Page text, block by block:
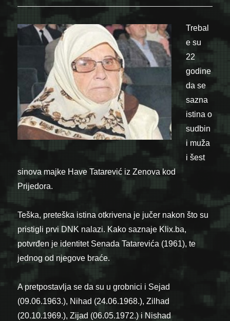
Trebal
e su
22
godine
da se
sazna
istina o
sudbin
i muža
i šest
sinova majke Have Tatarević iz Zenova kod
Prijedora.
Teška, preteška istina otkrivena je jučer nakon što su
pristigli prvi DNK nalazi. Kako saznaje Klix.ba,
potvrđen je identitet Senada Tatarevića (1961), te
jednog od njegove braće.
A pretpostavlja se da su u grobnici i Sejad
(09.06.1963.), Nihad (24.06.1968.), Zilhad
(20.10.1969.), Zijad (06.05.1972.) i Nishad